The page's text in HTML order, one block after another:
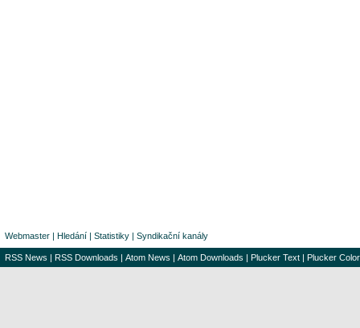
Webmaster | Hledání | Statistiky | Syndikační kanály
RSS News | RSS Downloads | Atom News | Atom Downloads | Plucker Text | Plucker Color